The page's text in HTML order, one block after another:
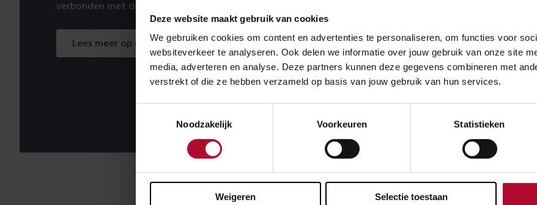
Deze website maakt gebruik van cookies
We gebruiken cookies om content en advertenties te personaliseren, om functies voor
websiteverkeer te analyseren. Ook delen we informatie over jouw gebruik van onze site
media, adverteren en analyse. Deze partners kunnen deze gegevens combineren met
verstrekt of die ze hebben verzameld op basis van jouw gebruik van hun services.
Noodzakelijk
Voorkeuren Statistieken
Weigeren Selectie toestaan
verbonden met de rest van Europa.
Lees meer op ertms.nl